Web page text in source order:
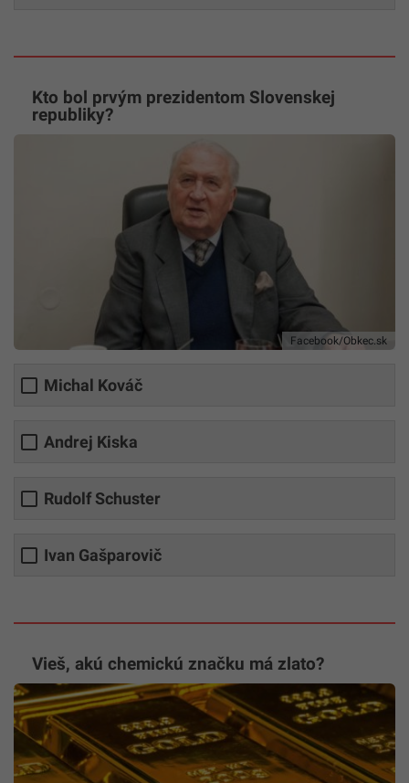
Kto bol prvým prezidentom Slovenskej
republiky?
Facebook/Obkec.sk
Michal Kováč
Andrej Kiska
Rudolf Schuster
Ivan Gašparovič
Vieš, akú chemickú značku má zlato?